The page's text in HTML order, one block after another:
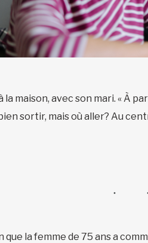
maison, avec son mari. « À
sortir, mais où aller? Au
que la femme de 75 ans a